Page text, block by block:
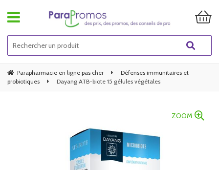
Parapharmacie en ligne pas cher
Défenses immunitaires et
probiotiques
Dayang ATB-biote 15 gélules végétales
ZOOM